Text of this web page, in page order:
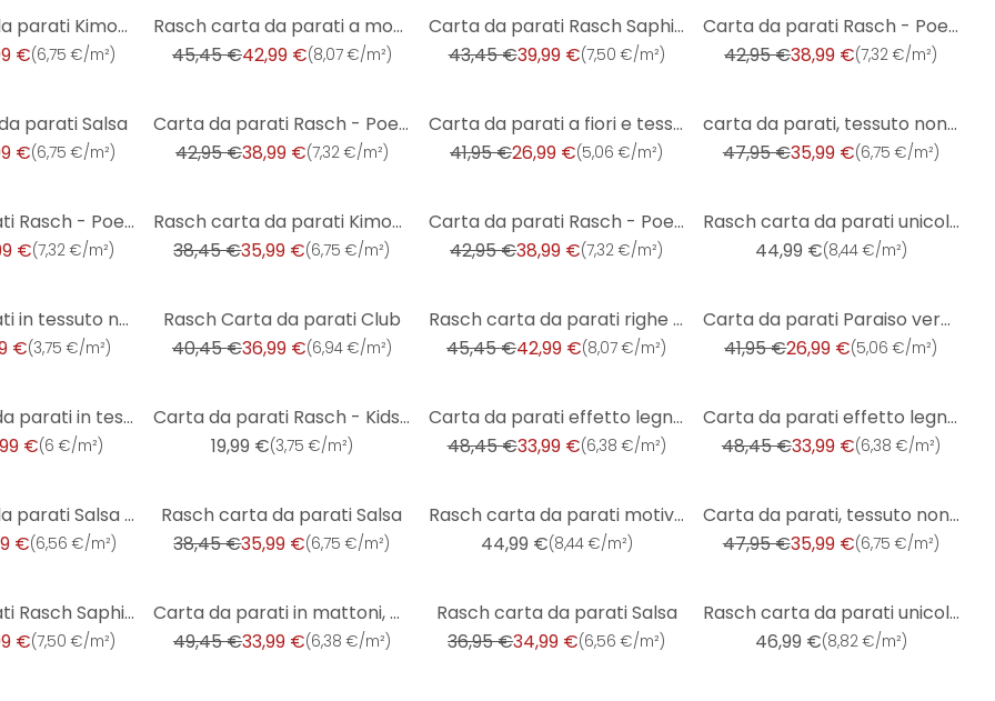
Rasch carta da parati Kimono - Rosa antico
€(6,75 €/m²)
Rasch carta da parati a motivi Trianon XIII
45,45 €42,99 €(8,07 €/m²)
Carta da parati Rasch Saphira - Barocco
43,45 €39,99 €(7,50 €/m²)
Carta da parati Rasch - Poetry II
42,95 €38,99 €(7,32 €/m²)
parati Salsa
€(6,75 €/m²)
Carta da parati Rasch - Poetry II orange
42,95 €38,99 €(7,32 €/m²)
Carta da parati a fiori e tessuto non tessuto Paraiso blu
41,95 €26,99 €(5,06 €/m²)
carta da parati, tessuto non tessuto Sky Lounge beige-champagne
47,95 €35,99 €(6,75 €/m²)
Carta da parati Rasch - Poetry II beige
€(7,32 €/m²)
Rasch carta da parati Kimono
38,45 €35,99 €(6,75 €/m²)
Carta da parati Rasch - Poetry II
42,95 €38,99 €(7,32 €/m²)
Rasch carta da parati unicolor - Florentine III
44,99 €(8,44 €/m²)
Carta da parati in tessuto non tessuto Rasch Welcome Home
€(3,75 €/m²)
Rasch Carta da parati Club
40,45 €36,99 €(6,94 €/m²)
Rasch carta da parati righe Trianon XIII
45,45 €42,99 €(8,07 €/m²)
Carta da parati Paraiso verde pianta
41,95 €26,99 €(5,06 €/m²)
Rasch Carta da parati in tessuto non tessuto - African Queen III
€(6 €/m²)
Carta da parati Rasch - Kids & Teens III Graffiti 2
19,99 €(3,75 €/m²)
Carta da parati effetto legno, pannello in legno Factory V grigio
48,45 €33,99 €(6,38 €/m²)
Carta da parati effetto legno, carta da parati effetto legno Factory V marrone
48,45 €33,99 €(6,38 €/m²)
Rasch carta da parati Salsa - Unicolor
€(6,56 €/m²)
Rasch carta da parati Salsa
38,45 €35,99 €(6,75 €/m²)
Rasch carta da parati motivi - Florentine III fiori
44,99 €(8,44 €/m²)
Carta da parati, tessuto non tessuto Sky Lounge oro 10,00x1,06 m
47,95 €35,99 €(6,75 €/m²)
Carta da parati Rasch Saphira - Barocco
€(7,50 €/m²)
Carta da parati in mattoni, carta da parati effetto pietra Factory V verde
49,45 €33,99 €(6,38 €/m²)
Rasch carta da parati Salsa
36,95 €34,99 €(6,56 €/m²)
Rasch carta da parati unicolor - Florentine III
46,99 €(8,82 €/m²)